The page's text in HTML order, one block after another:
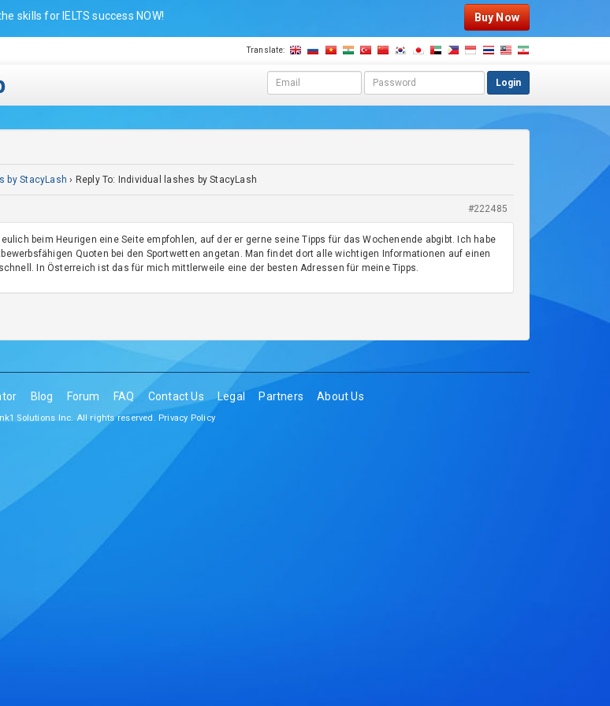
skills for IELTS success NOW! Buy Now
Translate:
m
a
s
s
a
s
Login
by StacyLash › Reply To: Individual lashes by StacyLash
#222485
beim Heurigen eine Seite empfohlen, auf der er gerne seine Tipps für das Wochenende abgibt. Ich habe
Quoten bei den Sportwetten angetan. Man findet dort alle wichtigen Informationen auf einen
In Österreich ist das für mich mittlerweile eine der besten Adressen für meine Tipps.
Blog Forum FAQ Contact Us Legal Partners About Us
Solutions Inc. All rights reserved. Privacy Policy